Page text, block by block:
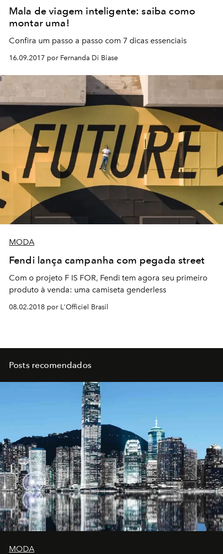
Mala de viagem inteligente: saiba como
montar uma!
Confira um passo a passo com 7 dicas essenciais
16.09.2017 por Fernanda Di Biase
MODA
Fendi lança campanha com pegada street
Com o projeto F IS FOR, Fendi tem agora seu primeiro
produto à venda: uma camiseta genderless
08.02.2018 por L'Officiel Brasil
Posts recomendados
MODA